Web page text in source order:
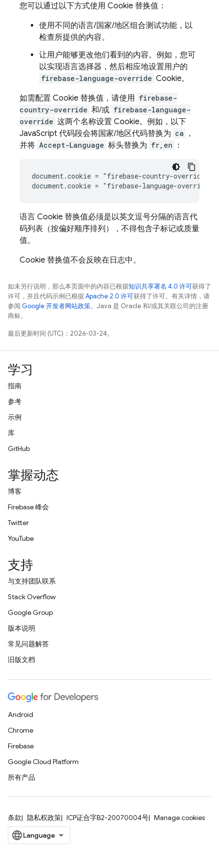
您可以通过以下方式使用 Cookie 替换值：
使用不同的语言/国家/地区组合测试功能，以
检查所提供的内容。
让用户能够更改他们看到的内容。例如，您可
以实现语言选择器，然后相应地设置用户的
firebase-language-override Cookie。
如需配置 Cookie 替换值，请使用 firebase-
country-override 和/或 firebase-language-
override 这两个名称设置 Cookie。例如，以下
JavaScript 代码段会将国家/地区代码替换为 ca
，
并将 Accept-Language 标头替换为 fr,en ：
document.cookie = "firebase-country-
语言 Cookie 替换值必须是以英文逗号分隔的语言代
码列表（按偏好顺序排列），不得包含子标记或质量
值。
Cookie 替换值不会反映在日志中。
如未另行说明，那么本页面中的内容已根据知识共享署名 4.0 许可获得了
许可，并且代码示例已根据Apache 2.0 许可获得了许可。有关详情，请
参阅 Google 开发者网站政策。Java 是 Oracle 和/或其关联公司的注册
商标。
最后更新时间 (UTC)：2026-03-24。
学习
指南
参考
示例
库
GitHub
掌握动态
博客
Firebase 峰会
Twitter
YouTube
支持
与支持团队联系
Stack Overflow
Google Group
版本说明
常见问题解答
旧版文档
Android
Chrome
Firebase
Google Cloud Platform
所有产品
条款 隐私权政策 ICP证合字B2-20070004号 Manage cookies